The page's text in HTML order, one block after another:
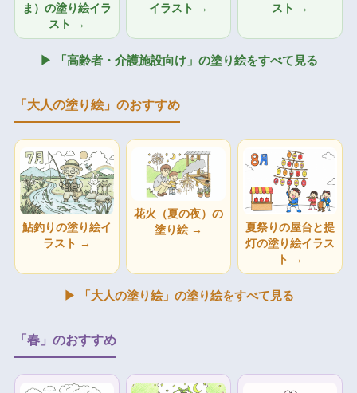
ま）の塗り絵イラ
スト →
イラスト →
スト →
▶ 「高齢者・介護施設向け」の塗り絵をすべて見る
「大人の塗り絵」のおすすめ
鮎釣りの塗り絵イ
ラスト →
花火（夏の夜）の
塗り絵 →
夏祭りの屋台と提
灯の塗り絵イラス
ト →
▶ 「大人の塗り絵」の塗り絵をすべて見る
「春」のおすすめ